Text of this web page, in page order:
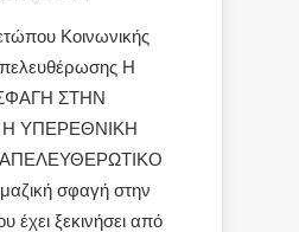
Κοινωνικής
Η
ΣΤΗΝ
Η ΥΠΕΡΕΘΝΙΚΗ
ΑΠΕΛΕΥΘΕΡΩΤΙΚΟ
σφαγή στην
έχει ξεκινήσει από